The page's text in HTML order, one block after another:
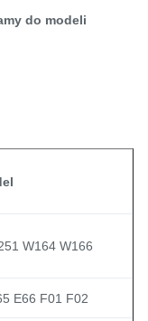
do modeli
W164 W166
E66 F01 F02